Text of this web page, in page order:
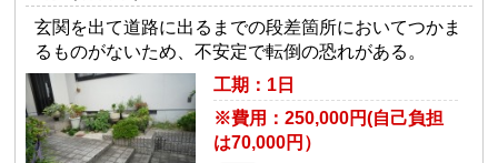
玄関を出て道路に出るまでの段差箇所においてつかま
るものがないため、不安定で転倒の恐れがある。
工期：1日
※費用：250,000円(自己負担
は70,000円）